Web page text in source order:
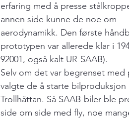
erfaring med å presse
annen side kunne de noe om
aerodynamikk. Den første
prototypen var allerede klar i
92001, også kalt UR-SAAB).
Selv om det var begrenset med
valgte de å starte bilproduksjon
Trollhättan. Så SAAB-biler ble
side om side med fly, noe